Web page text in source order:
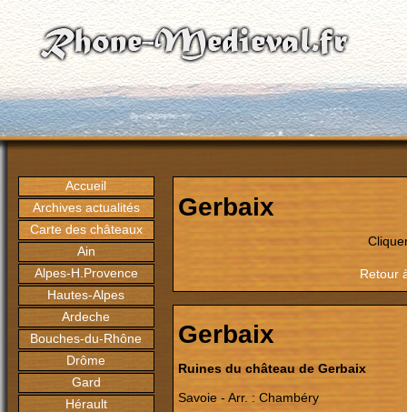
Accueil
Archives actualités
Carte des châteaux
Ain
Alpes-H.Provence
Hautes-Alpes
Ardeche
Bouches-du-Rhône
Drôme
Gard
Hérault
Gerbaix
Retour
Gerbaix
Ruines du château de Gerbaix
Savoie - Arr. : Chambéry